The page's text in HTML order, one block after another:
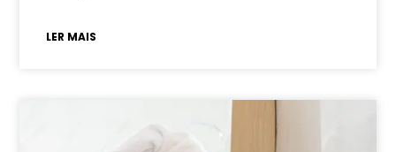
LER MAIS